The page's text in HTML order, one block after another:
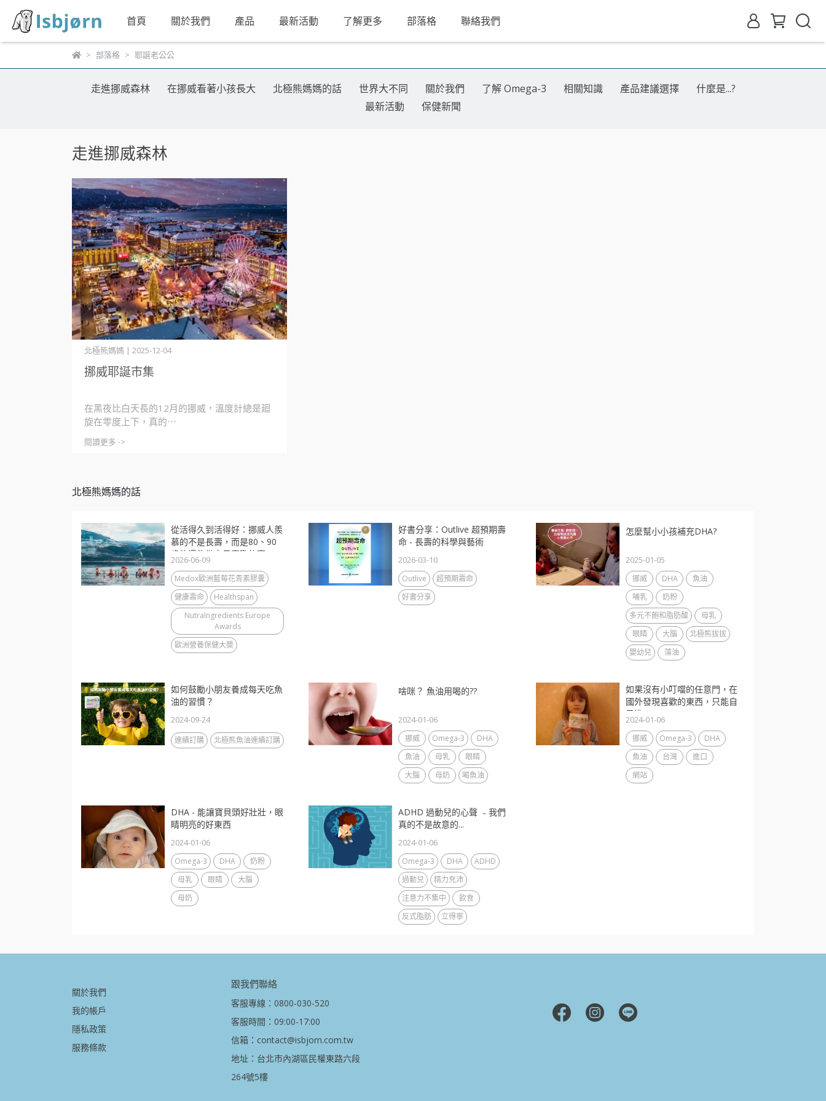
首頁 關於我們 產品 最新活動 了解更多 部落格 聯絡我們
部落格 耶誕老公公
走進挪威森林 在挪威看著小孩長大 北極熊媽媽的話 世界大不同 關於我們 了解 Omega-3 相關知識 產品建議選擇
什麼是...?
最新活動
保健新聞
走進挪威森林
挪威耶誕市集
北極熊媽媽 | 2025-12-04
在黑夜比白天長的12月的挪威，溫度計總是廻
旋在零度上下，真的⋯
閱讀更多 ->
北極熊媽媽的話
從活得久到活得好：挪威人羨
慕的不是長壽，而是80、90
歲後還能做自己喜歡的事
2026-06-09
Medox歐洲藍莓花青素膠囊
健康壽命
Healthspan
NutraIngredients Europe
Awards
歐洲營養保健大奬
好書分享：Outlive 超預期壽
命 - 長壽的科學與藝術
2026-03-10
Outlive
超預期壽命
好書分享
怎麼幫小小孩補充DHA?
2025-01-05
挪威 DHA
魚油
哺乳
奶粉
多元不飽和脂肪酸
母乳
眼睛
大腦
北極熊拔拔
嬰幼兒
藻油
如何鼓勵小朋友養成每天吃魚
油的習慣？
2024-09-24
連續訂購 北極熊魚油連續訂購
啥咪？ 魚油用喝的??
2024-01-06
挪威 Omega-3
DHA
魚油
母乳
眼睛
大腦
母奶 喝魚油
如果沒有小叮噹的任意門，在
國外發現喜歡的東西，只能自
己進口...
2024-01-06
挪威 Omega-3
DHA
魚油
台灣
進口
網站
DHA - 能讓寶貝頭好壯壯，眼
睛明亮的好東西
2024-01-06
Omega-3 DHA
奶粉
母乳
眼睛
大腦
母奶
ADHD 過動兒的心聲 ﹣我們
真的不是故意的...
2024-01-06
Omega-3 DHA
ADHD
過動兒
精力充沛
注意力不集中
飲食
反式脂肪
立得寧
關於我們
我的帳戶
隱私政策
服務條款
跟我們聯絡
客服專線：0800-030-520
客服時間：09:00-17:00
信箱：contact@isbjorn.com.tw
地址：台北市內湖區民權東路六段
264號5樓